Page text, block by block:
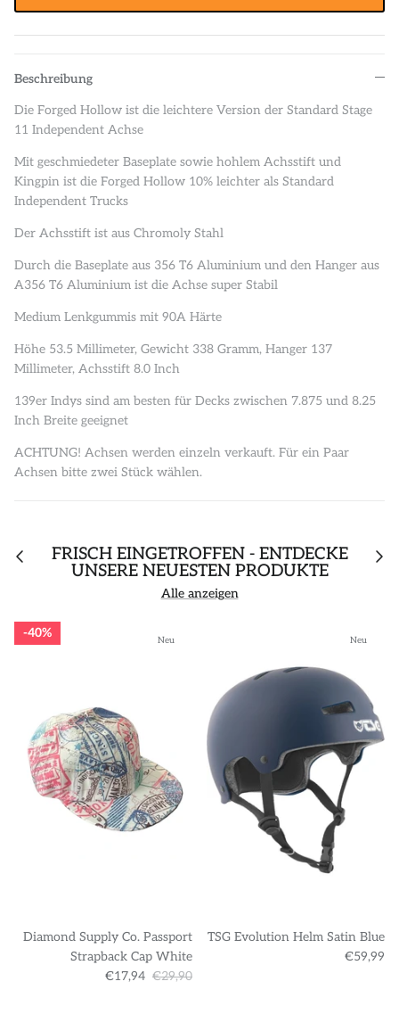
Beschreibung
Die Forged Hollow ist die leichtere Version der Standard Stage
11 Independent Achse
Mit geschmiedeter Baseplate sowie hohlem Achsstift und
Kingpin ist die Forged Hollow 10% leichter als Standard
Independent Trucks
Der Achsstift ist aus Chromoly Stahl
Durch die Baseplate aus 356 T6 Aluminium und den Hanger aus
A356 T6 Aluminium ist die Achse super Stabil
Medium Lenkgummis mit 90A Härte
Höhe 53.5 Millimeter, Gewicht 338 Gramm, Hanger 137
Millimeter, Achsstift 8.0 Inch
139er Indys sind am besten für Decks zwischen 7.875 und 8.25
Inch Breite geeignet
ACHTUNG! Achsen werden einzeln verkauft. Für ein Paar
Achsen bitte zwei Stück wählen.
FRISCH EINGETROFFEN - ENTDECKE
UNSERE NEUESTEN PRODUKTE
Alle anzeigen
Neu
40%
Diamond Supply Co. Passport
Strapback Cap White
€17,94 €29,90
Neu
TSG Evolution Helm Satin Blue
€59,99